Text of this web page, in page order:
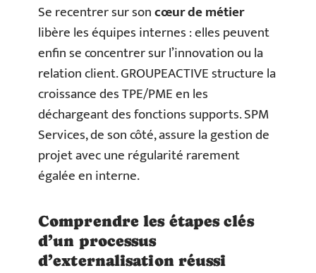
Se recentrer sur soncœur de métier
libère les équipes internes : elles peuvent
enfin se concentrer sur l’innovation ou la
relation client. GROUPEACTIVE structure la
croissance des TPE/PME en les
déchargeant des fonctions supports. SPM
Services, de son côté, assure la gestion de
projet avec une régularité rarement
égalée en interne.
Comprendre les étapes clés
d’un processus
d’externalisation réussi